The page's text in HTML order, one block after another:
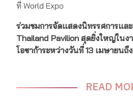
ที่ World Expo
ร่วมชมการจัดแสดงนิทรรศการแล
Thailand Pavilion สุดยิ่งใหญ่ในง
โอซาก้าระหว่างวันที่13 เมษายนถึง
READ